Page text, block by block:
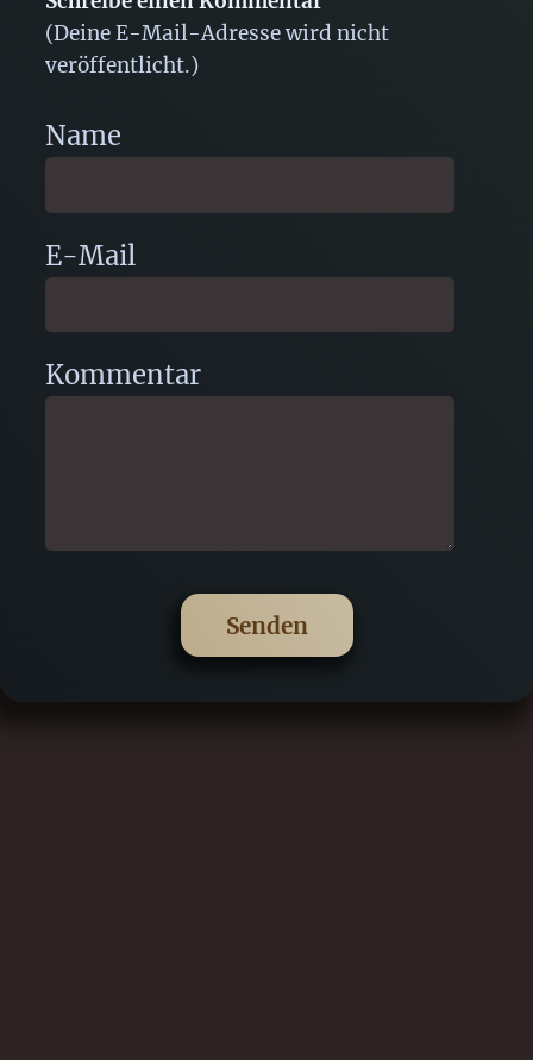
(Deine E-Mail-Adresse wird nicht
veröffentlicht.)
Name
E-Mail
Kommentar
Senden